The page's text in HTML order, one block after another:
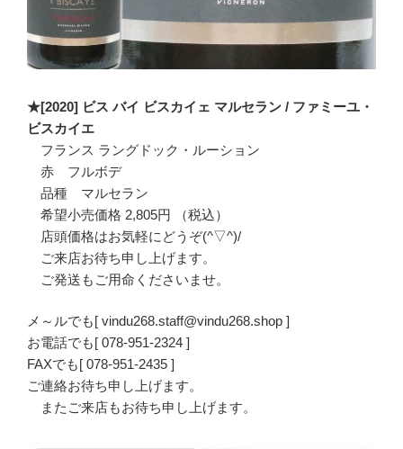
★[2020] ビス バイ ビスカイェ マルセラン / ファミーユ・
ビスカイエ
フランス ラングドック・ルーション
赤 フルボデ
品種 マルセラン
希望小売価格 2,805円 （税込）
店頭価格はお気軽にどうぞ(^▽^)/
ご来店お待ち申し上げます。
ご発送もご用命くださいませ。
メ～ルでも[ vindu268.staff@vindu268.shop ]
お電話でも[ 078-951-2324 ]
FAXでも[ 078-951-2435 ]
ご連絡お待ち申し上げます。
またご来店もお待ち申し上げます。